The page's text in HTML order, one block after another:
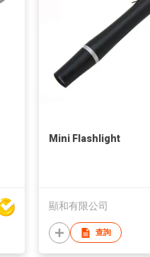
Mini Flashlight
顯和有限公司
查詢